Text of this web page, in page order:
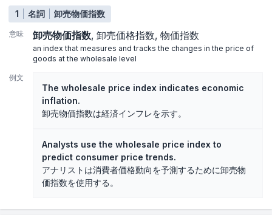
1 名詞 卸売物価指数
意味 卸売物価指数 卸売価格指数 物価指数
an index that measures and tracks the changes in the price of
goods at the wholesale level
例文
The wholesale price index indicates economic
inflation.
卸売物価指数は経済インフレを示す。
Analysts use the wholesale price index to
predict consumer price trends.
アナリストは消費者価格動向を予測するために卸売物
価指数を使用する。